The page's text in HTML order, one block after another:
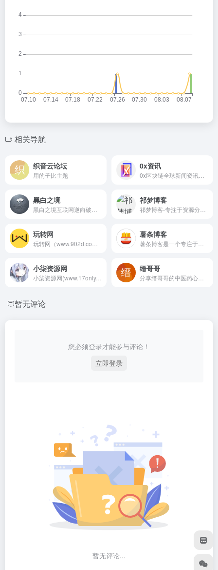
相关导航
织音云论坛
用的子比主题
0x资讯
黑白之境 祁梦博客
玩转网 薯条博客
小柒资源网
小柒资源网(www.17only.net)是免费资源网站源码分享平台，每天更新技术教程、活动线报、实用软件等，分享最具价值的内容，是一个专注于收集精品源码的专业性网站！子比主题
缙哥哥
暂无评论
您必须登录才能参与评论！
立即登录
暂无评论...